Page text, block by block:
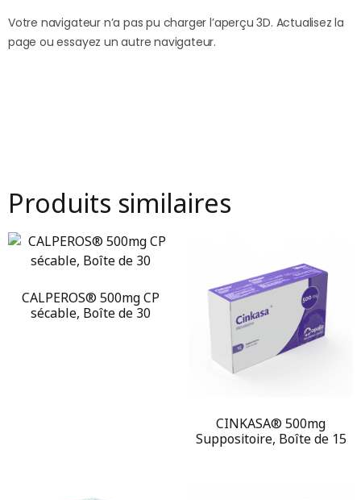
Produits similaires
CALPEROS® 500mg CP
sécable, Boîte de 30
CINKASA® 500mg
Suppositoire, Boîte de 15